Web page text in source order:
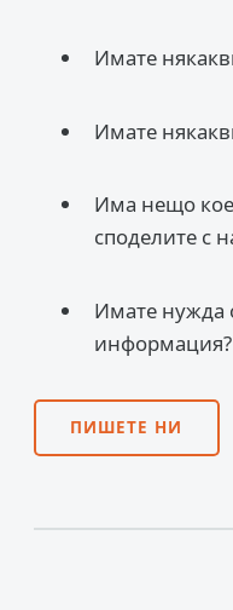
Имате
Имате
Има нещо
споделите с
Имате нужда
информация?
ПИШЕТЕ НИ